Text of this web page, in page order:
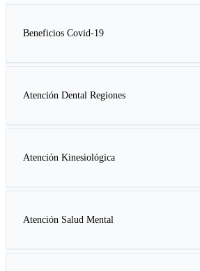
Beneficios Covid-19
Atención Dental Regiones
Atención Kinesiológica
Atención Salud Mental